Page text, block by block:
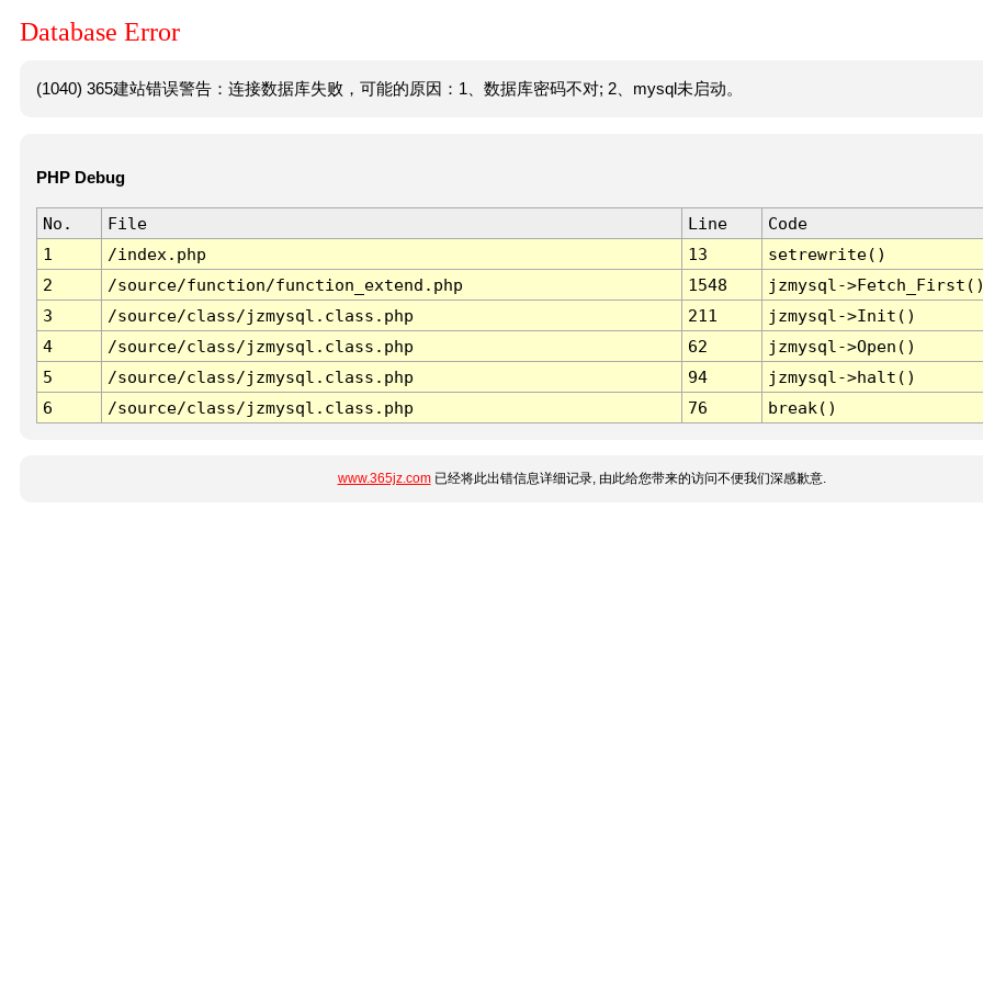
Database Error
(1040) 365建站错误警告：连接数据库失败，可能的原因：1、数据库密码不对; 2、mysql未启动。
PHP Debug
No. File Line
Code
1
/index.php 13
setrewrite()
2
/source/function/function_extend.php 1548
jzmysql-
3
/source/class/jzmysql.class.php 211
jzmysql->Init()
4
/source/class/jzmysql.class.php 62
jzmysql->Open()
5
/source/class/jzmysql.class.php 94
jzmysql->halt()
6
/source/class/jzmysql.class.php 76 break()
www.365jz.com已经将此出错信息详细记录, 由此给您带来的访问不便我们深感歉意.